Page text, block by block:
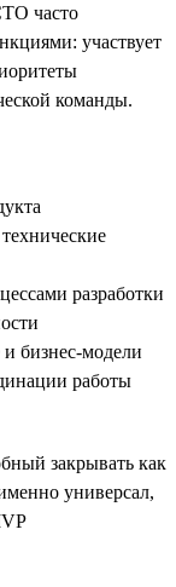
часто
участвует
команды.
разработки
и бизнес-модели
работы
закрывать как
универсал,